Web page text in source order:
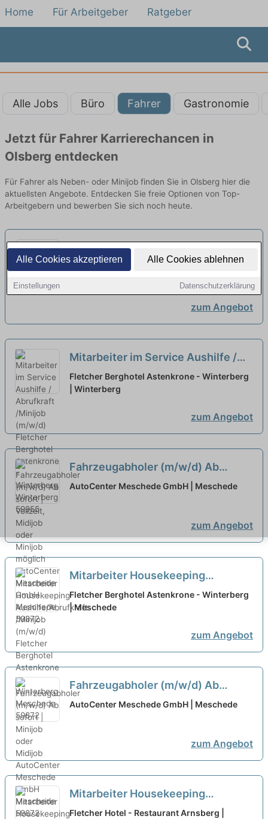
Alle Cookies akzeptieren Alle Cookies ablehnen
Einstellungen Datenschutzerklärung
Home Für Arbeitgeber Ratgeber
Alle Jobs Büro Fahrer Gastronomie
Jetzt für Fahrer Karrierechancen in
Olsberg entdecken
Für Fahrer als Neben- oder Minijob finden Sie in Olsberg hier die
aktuellsten Angebote. Entdecken Sie freie Optionen von Top-
Arbeitgebern und bewerben Sie sich noch heute.
Pflegefachkraft (m/w/d) für jedes
2te Wochenende auf Minijob-Basis
– Attraktive Arbeitszeiten bei
Deinem neuen Arbeitgeber! neu
APOCARE Häusliche Krankenpflege GmbH |
zum Angebot
Mitarbeiter im Service Aushilfe /
Abrufkraft /Minijob (m/w/d)
Fletcher Berghotel Astenkrone - Winterberg
| Winterberg
zum Angebot
Fahrzeugabholer (m/w/d) Ab
sofort | Vollzeit, Midijob oder
AutoCenter Meschede GmbH | Meschede
zum Angebot
Mitarbeiter Housekeeping
Aushilfe/Abrufkraft /Minijob
(m/w/d)
Fletcher Berghotel Astenkrone - Winterberg
| Meschede
zum Angebot
Fahrzeugabholer (m/w/d) Ab
sofort | Minijob oder Midijob neu
AutoCenter Meschede GmbH | Meschede
zum Angebot
Mitarbeiter Housekeeping
Aushilfe/Abrufkraft /Minijob
Fletcher Hotel - Restaurant Arnsberg |